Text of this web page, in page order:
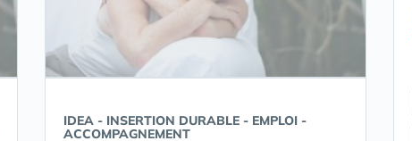
IDEA - INSERTION DURABLE - EMPLOI -
ACCOMPAGNEMENT